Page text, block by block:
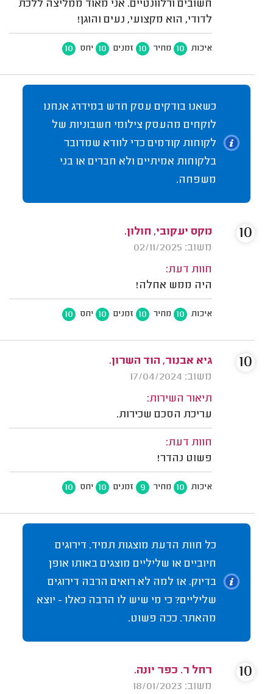
חשובים ורלוונטיים. אני מאוד ממליצה ללכת
לדודי, הוא מקצועי, נעים והוגן!
איכות 10 מחיר 10 זמנים 10 יחס 10
כשאנו בודקים עסק חדש במידרג אנחנו
לוקחים מהעסק צילומי חשבוניות של
לקוחות קודמים כדי לוודא שמדובר
בלקוחות אמיתיים ולא חברים או בני
משפחה.
מקס יעקובי, חולון.
משוב: 02/11/2025
חוות דעת:
היה ממש אחלה!
איכות 10 מחיר 10 זמנים 10 יחס 10
10
גיא אבנור, הוד השרון.
משוב: 17/04/2024
תיאור השירות:
עריכת הסכם שכירות.
חוות דעת:
פשוט נהדר!
איכות 10 מחיר 9 זמנים 10 יחס 10
10
כל חוות הדעת מוצגות תמיד. דירוגים
חיוביים או שליליים מוצגים באותו אופן
בדיוק. אז למה לא רואים הרבה דירוגים
שליליים? כי מי שיש לו הרבה כאלו - יוצא
מהאתר. ככה פשוט.
רחל ר. כפר יונה.
משוב: 18/01/2023
10